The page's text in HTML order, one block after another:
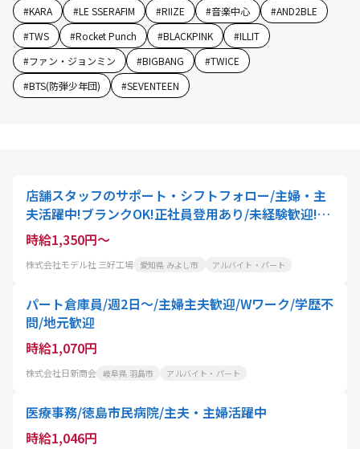
#KARA #LE SSERAFIM #RIIZE #音楽中心 #AND2BLE
#TWS #Rocket Punch #BLACKPINK #ILLIT
#ファン・ジョンミン #BIGBANG #TWICE
#BTS(防弾少年団) #SEVENTEEN
店舗スタッフのサポート・シフトフォロー/主婦・主
夫活躍中!ブランクOK!正社員登用あり/未経験歓迎!ク
リーニング代50%OFF
時給1,350円～
株式会社モデル社 三好工場 愛知県 みよし市 アルバイト・パート
パート倉庫員/週2日～/主婦主夫歓迎/Wワーク/学歴不
問/地元歓迎
時給1,070円
株式会社日新商会 岐阜県 羽島市 アルバイト・パート
医療事務/徳島市民病院/主夫・主婦活躍中
時給1,046円